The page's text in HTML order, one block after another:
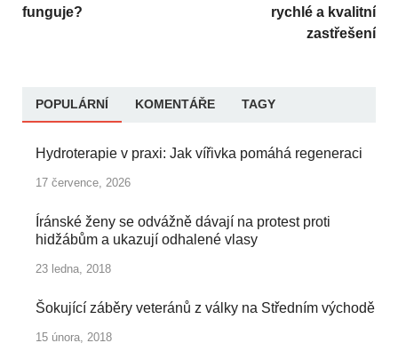
funguje?
rychlé a kvalitní
zastřešení
POPULÁRNÍ KOMENTÁŘE TAGY
Hydroterapie v praxi: Jak vířivka pomáhá regeneraci
17 července, 2026
Íránské ženy se odvážně dávají na protest proti
hidžábům a ukazují odhalené vlasy
23 ledna, 2018
Šokující záběry veteránů z války na Středním východě
15 února, 2018